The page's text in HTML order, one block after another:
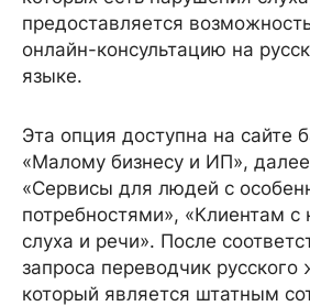
предоставляется
онлайн-консультацию на
языке.
Эта опция доступна на сайте
«Малому бизнесу и ИП»,
«Сервисы для людей с
потребностями», «Клиентам
слуха и речи». После
запроса переводчик русского
который является штатным